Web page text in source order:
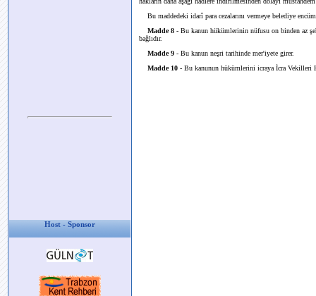
Host - Sponsor
Bu maddedeki idarî para cezalarını vermeye belediye
Madde 8 - Bu kanun hükümlerinin nüfusu on binden az
bağlıdır.
Madde 9 - Bu kanun neşri tarihinde mer'iyete girer.
Madde 10 - Bu kanunun hükümlerini icraya İcra Vekilleri